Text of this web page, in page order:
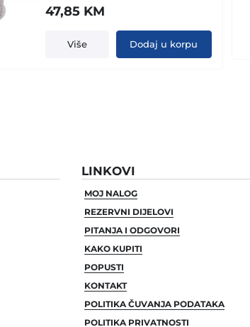
47,85 KM
Više Dodaj u korpu
LINKOVI
MOJ NALOG
REZERVNI DIJELOVI
PITANJA I ODGOVORI
KAKO KUPITI
POPUSTI
KONTAKT
POLITIKA ČUVANJA PODATAKA
POLITIKA PRIVATNOSTI